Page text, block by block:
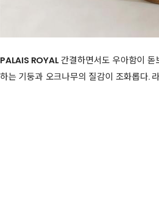
PALAIS ROYAL간결하면서도 우아함이 돋
하는 기둥과 오크나무의 질감이 조화롭다